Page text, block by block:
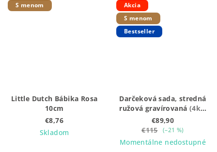
S menom
Little Dutch Bábika Rosa
10cm
€8,76
Skladom
Akcia
S menom
Bestseller
Darčeková sada, stredná
ružová gravírovaná (4ks:
Vláčik + Plyšák + hrkálka
+ box)
€89,90
€115 (–21 %)
Momentálne nedostupné